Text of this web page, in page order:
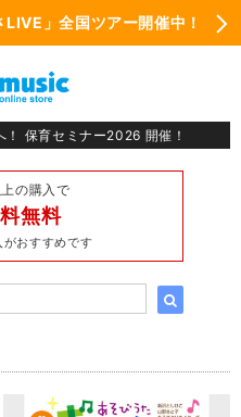
」全国ツアー開催中！
保育セミナー2026 開催！
の購入で
無料
がおすすめです